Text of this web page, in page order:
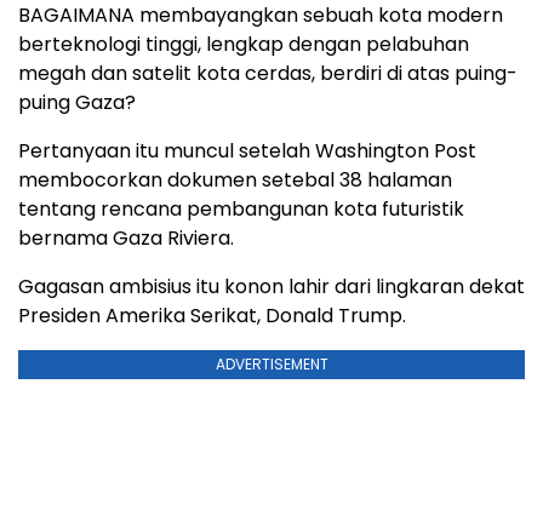
BAGAIMANA membayangkan sebuah kota modern
berteknologi tinggi, lengkap dengan pelabuhan
megah dan satelit kota cerdas, berdiri di atas puing-
puing Gaza?
Pertanyaan itu muncul setelah Washington Post
membocorkan dokumen setebal 38 halaman
tentang rencana pembangunan kota futuristik
bernama Gaza Riviera.
Gagasan ambisius itu konon lahir dari lingkaran dekat
Presiden Amerika Serikat, Donald Trump.
ADVERTISEMENT